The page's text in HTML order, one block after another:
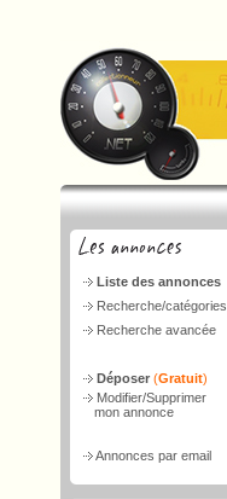
Liste des annonces
Recherche/catégories
Recherche avancée
Déposer (Gratuit)
Modifier/Supprimer
mon annonce
Annonces par email